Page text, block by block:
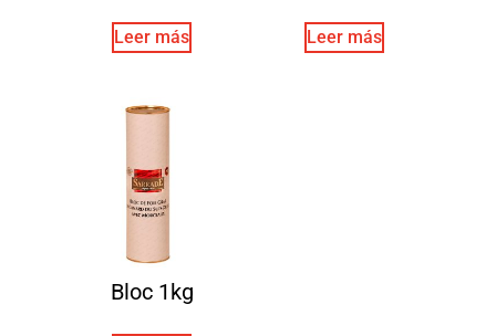
Leer más Leer más
Bloc 1kg